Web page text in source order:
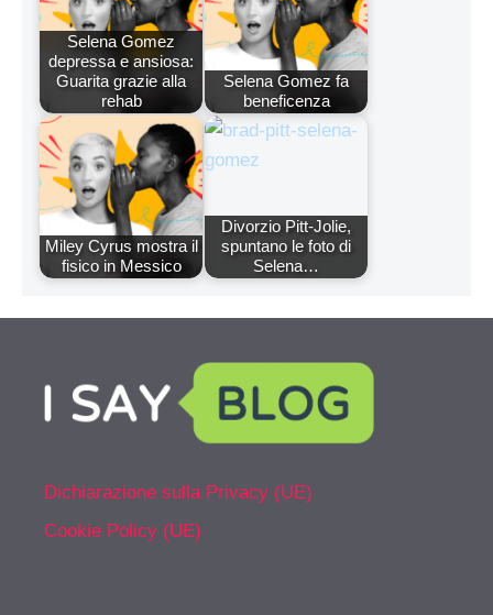
Selena Gomez
depressa e ansiosa:
Guarita grazie alla
rehab
Selena Gomez fa
beneficenza
Miley Cyrus mostra il
fisico in Messico
Divorzio Pitt-Jolie,
spuntano le foto di
Selena…
Dichiarazione sulla Privacy (UE)
Cookie Policy (UE)